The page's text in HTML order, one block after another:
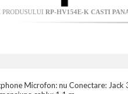
RP-HV154E-K CASTI
Microfon: nu Conectare: